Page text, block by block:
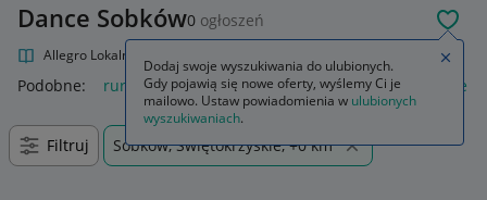
Dance Sobków0 ogłoszeń
Allegro Lokalnie
Podobne: rura pole dance avon passion dance strój pole
Filtruj Sobków, Świętokrzyskie, +0 km
Dodaj swoje wyszukiwania do ulubionych.
Gdy pojawią się nowe oferty, wyślemy Ci je
mailowo. Ustaw powiadomienia w ulubionych
wyszukiwaniach.